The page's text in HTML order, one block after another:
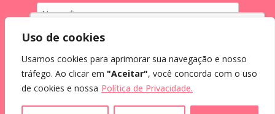
Eu concordo em receber comunicações.
Ao informar meus dados, eu concordo com a
Utilizamos cookies para oferecer melhor
como você interage em nosso site e
personalizar conteúdo.
Uso de cookies
Usamos cookies para aprimorar sua navegação e nosso
tráfego. Ao clicar em "Aceitar", você concorda com o uso
de cookies e nossa Política de Privacidade.
2024®. Todos os direitos reservados.